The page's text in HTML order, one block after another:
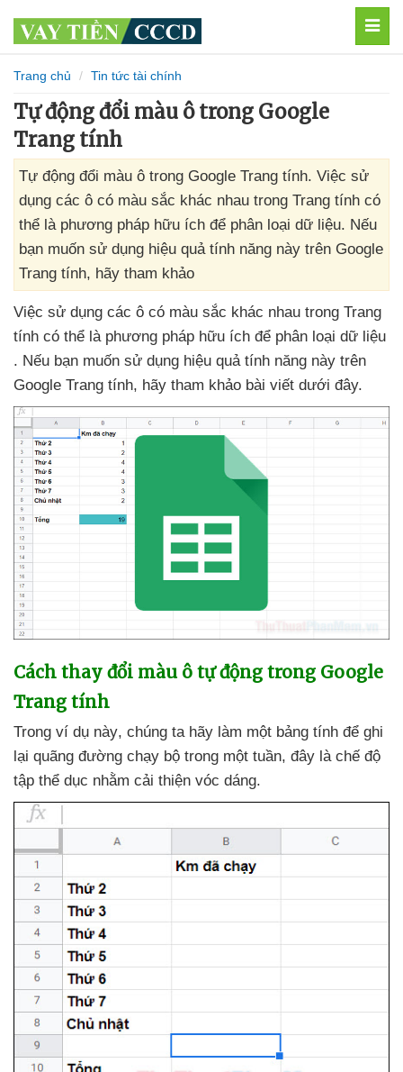
Trang chủ Tin tức tài chính
Tự động đổi màu ô trong Google
Trang tính
Tự động đổi màu ô trong Google Trang tính. Việc sử
dụng các ô có màu sắc khác nhau trong Trang tính có
thể là phương pháp hữu ích để phân loại dữ liệu. Nếu
bạn muốn sử dụng hiệu quả tính năng này trên Google
Trang tính, hãy tham khảo
Việc sử dụng các ô có màu sắc khác nhau trong Trang
tính có thể là phương pháp hữu ích để phân loại dữ liệu
. Nếu bạn muốn sử dụng hiệu quả tính năng này trên
Google Trang tính, hãy tham khảo bài viết dưới đây.
Cách thay đổi màu ô tự động trong Google
Trang tính
Trong ví dụ này, chúng ta hãy làm một bảng tính để ghi
lại quãng đường chạy bộ trong một tuần, đây là chế độ
tập thể dục nhằm cải thiện vóc dáng.